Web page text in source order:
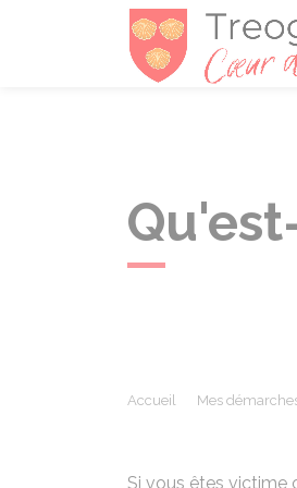
Accueil Mes
Si vous êtes victime